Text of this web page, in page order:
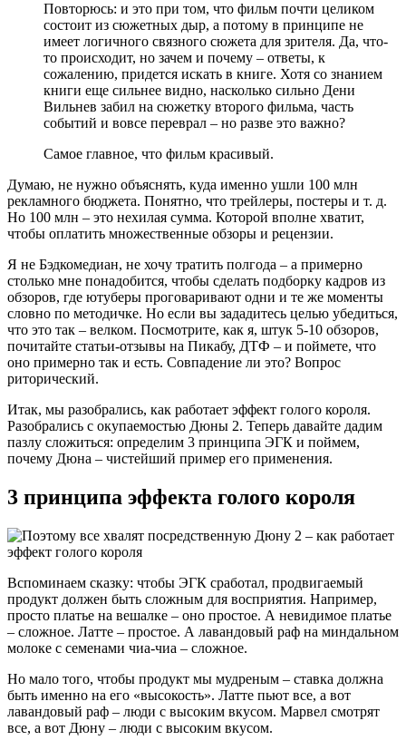
Повторюсь: и это при том, что фильм почти целиком
состоит из сюжетных дыр, а потому в принципе не
имеет логичного связного сюжета для зрителя. Да, что-
то происходит, но зачем и почему – ответы, к
сожалению, придется искать в книге. Хотя со знанием
книги еще сильнее видно, насколько сильно Дени
Вильнев забил на сюжетку второго фильма, часть
событий и вовсе переврал – но разве это важно?
Самое главное, что фильм красивый.
Думаю, не нужно объяснять, куда именно ушли 100 млн
рекламного бюджета. Понятно, что трейлеры, постеры и т. д.
Но 100 млн – это нехилая сумма. Которой вполне хватит,
чтобы оплатить множественные обзоры и рецензии.
Я не Бэдкомедиан, не хочу тратить полгода – а примерно
столько мне понадобится, чтобы сделать подборку кадров из
обзоров, где ютуберы проговаривают одни и те же моменты
словно по методичке. Но если вы зададитесь целью убедиться,
что это так – велком. Посмотрите, как я, штук 5-10 обзоров,
почитайте статьи-отзывы на Пикабу, ДТФ – и поймете, что
оно примерно так и есть. Совпадение ли это? Вопрос
риторический.
Итак, мы разобрались, как работает эффект голого короля.
Разобрались с окупаемостью Дюны 2. Теперь давайте дадим
пазлу сложиться: определим 3 принципа ЭГК и поймем,
почему Дюна – чистейший пример его применения.
3 принципа эффекта голого короля
Вспоминаем сказку: чтобы ЭГК сработал, продвигаемый
продукт должен быть сложным для восприятия. Например,
просто платье на вешалке – оно простое. А невидимое платье
– сложное. Латте – простое. А лавандовый раф на миндальном
молоке с семенами чиа-чиа – сложное.
Но мало того, чтобы продукт мы мудреным – ставка должна
быть именно на его «высокость». Латте пьют все, а вот
лавандовый раф – люди с высоким вкусом. Марвел смотрят
все, а вот Дюну – люди с высоким вкусом.